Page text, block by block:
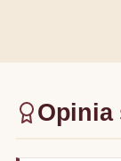
Opinia